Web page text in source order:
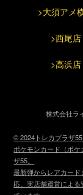
>大須アメ
>西尾店
>高浜店
株式会社ラ
© 2024トレカプラザ
ポケモンカード（ポ
ザ55。
最新弾からレアカー
応。実店舗運営によ